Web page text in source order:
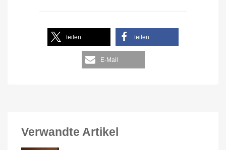
teilen teilen
E-Mail
Verwandte Artikel